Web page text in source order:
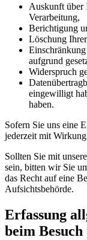
Auskunft über
Verarbeitung,
Berichtigung
Löschung
aufgrund
Widerspruch
eingewilligt
haben.
Sofern Sie uns eine
jederzeit mit
Sollten Sie mit
sein, bitten wir Sie
das Recht auf eine
Aufsichtsbehörde.
Erfassung
beim